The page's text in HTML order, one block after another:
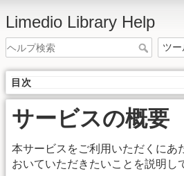
Limedio Library Help
目次
サービスの概要
本サービスをご利用いただくにあ
おいていただきたいことを説明し